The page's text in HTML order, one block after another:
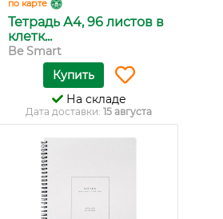
по карте
Тетрадь А4, 96 листов в
клетк...
Be Smart
Купить
На складе
Дата доставки: 15 августа